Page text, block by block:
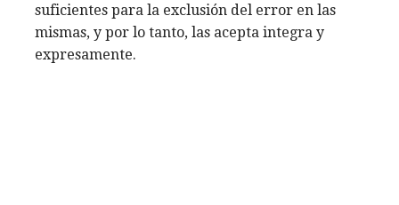
suficientes para la exclusión del error en las
mismas, y por lo tanto, las acepta integra y
expresamente.